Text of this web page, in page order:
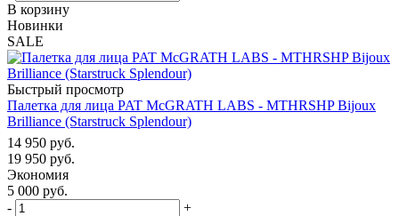
В корзину
Новинки
SALE
Быстрый просмотр
Палетка для лица PAT McGRATH LABS - MTHRSHP Bijoux
Brilliance (Starstruck Splendour)
14 950 руб.
19 950 руб.
Экономия
5 000 руб.
-
+